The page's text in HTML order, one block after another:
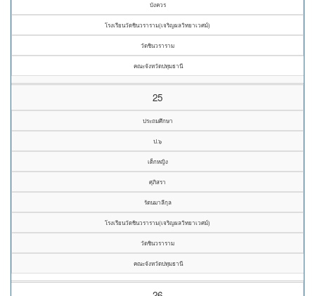
บังควร
โรงเรียนวัดชินวราราม(เจริญผลวิทยาเวศม์)
วัดชินวราราม
คณะจังหวัดปทุมธานี
25
ประถมศึกษา
ป.๖
เด็กหญิง
ศุภิสรา
รัตนมาลีกุล
โรงเรียนวัดชินวราราม(เจริญผลวิทยาเวศม์)
วัดชินวราราม
คณะจังหวัดปทุมธานี